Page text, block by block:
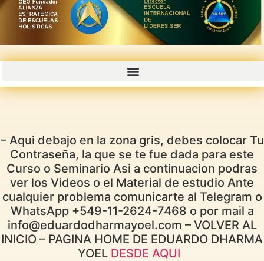
– Aqui debajo en la zona gris, debes colocar Tu
Contraseña, la que se te fue dada para este
Curso o Seminario Asi a continuacion podras
ver los Videos o el Material de estudio Ante
cualquier problema comunicarte al Telegram o
WhatsApp +549-11-2624-7468 o por mail a
info@eduardodharmayoel.com – VOLVER AL
INICIO – PAGINA HOME DE EDUARDO DHARMA
YOEL DESDE AQUI